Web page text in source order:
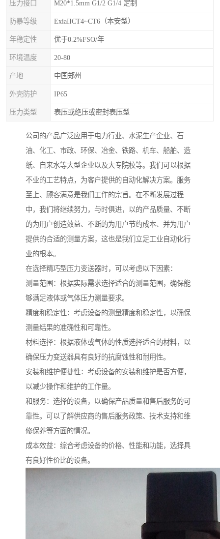
压力接口 M20*1.5mm G1/2 G1/4 定制
防暴等级 ExiaIICT4~CT6（本安型）
年稳定性 优于0.2%FSO/年
环境温度 20-80
产地 中国郑州
外壳防护 IP65
压力类型 表压或绝压或密封表压型
公司的产品广泛应用于电力行业、水泥生产企业、石
油、化工、市政、环保、冶金、铁路、机车、船舶、造
纸、自来水等大型企业以及大专院校等。我们可以根据
不业的工艺特点，为客户提供的自动化解决方案。服务
至上、顾客满意是我们工作的宗旨。在不断发展过程
中，我们将继续努力，与时俱进，以的产品质量、不断
的为用户创造效益、不断的为用户节约成本、并为用户
提供的合适的测量方案，这也是我们立足工业自动化行
业的根本。
在选择精巧型压力变送器时，可以考虑以下因素：
测量范围：根据实际需求选择适合的测量范围，确保能
够满足液体或气体压力测量要求。
精度和稳定性：考虑设备的测量精度和稳定性，以确保
测量结果的准确性和可靠性。
材料选择：根据液体或气体的性质选择适合的材料，以
确保压力变送器具有良好的抗腐蚀性和耐用性。
安装和维护便捷性：考虑设备的安装和维护是否方便，
以减少操作和维护的工作量。
和服务：选择的设备，以确保产品质量和售后服务的可
靠性。可以了解供应商的售后服务政策、技术支持和维
修保养等方面的情况。
成本效益：综合考虑设备的价格、性能和功能，选择具
有良好性价比的设备。